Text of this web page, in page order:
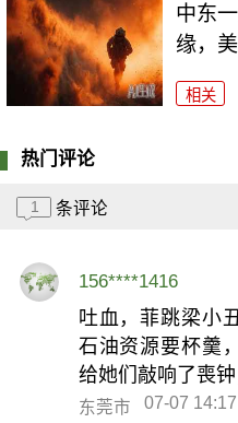
中东
缘，
相关
热门评论
1 条评论
156****1416
吐血，菲跳梁小
石油资源要杯羹
给她们敲响了喪钟
东莞市 07-07 14:17